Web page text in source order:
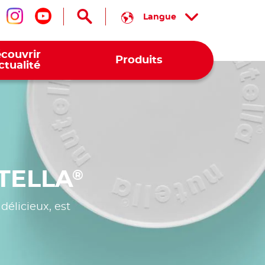
suivre sur facebook
Nous suivre sur instagram
Nous suivre sur youtube
Langue
Produits
®
est